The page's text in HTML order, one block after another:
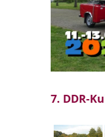
7. DDR-